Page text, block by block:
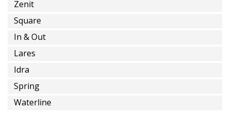
alimentation
eau
encastrée
Zenit
Square
In & Out
Lares
Idra
Spring
Waterline